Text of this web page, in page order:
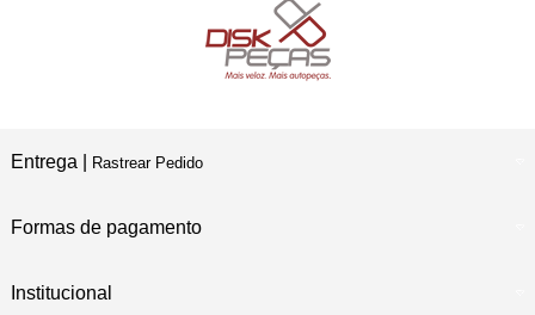
Em Nossas Lojas Físicas
Entrega | Rastrear Pedido
Formas de pagamento
Institucional